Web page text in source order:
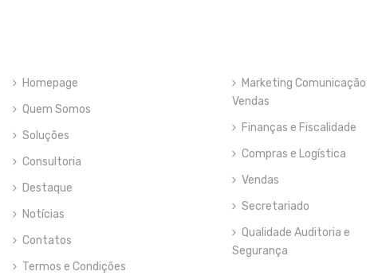
Homepage
Quem Somos
Soluções
Consultoria
Destaque
Notícias
Contatos
Termos e Condições
Marketing Comunicação
Vendas
Finanças e Fiscalidade
Compras e Logística
Vendas
Secretariado
Qualidade Auditoria e
Segurança